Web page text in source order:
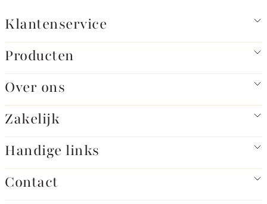
Klantenservice
Producten
Over ons
Zakelijk
Handige links
Contact